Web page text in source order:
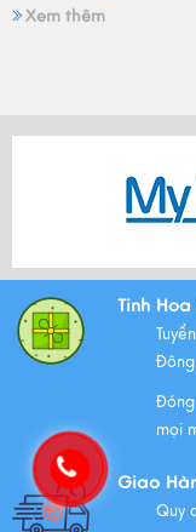
Xem thêm
Bộ Tam Sự Là Gì ?
Trong Văn Hóa Thờ
Xem thêm
Những Lưu Ý Khi
Xem thêm
Tinh
mọi
Giao
Quy